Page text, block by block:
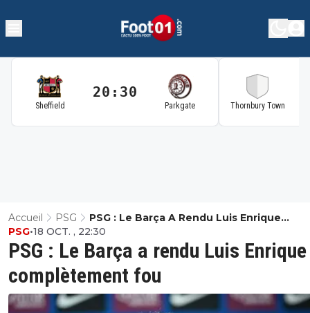
Sheffield
20:30
Parkgate Thornbury Town
Accueil PSG
PSG : Le Barça A Rendu Luis Enrique
Complètement Fou
PSG : Le Barça a rendu Luis Enrique
complètement fou
PSG•18 OCT. , 22:30